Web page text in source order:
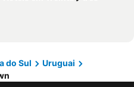
do Sul
Uruguai